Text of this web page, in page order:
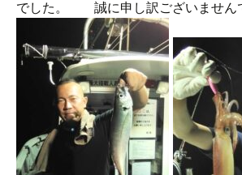
でした。 誠に申し訳ございません